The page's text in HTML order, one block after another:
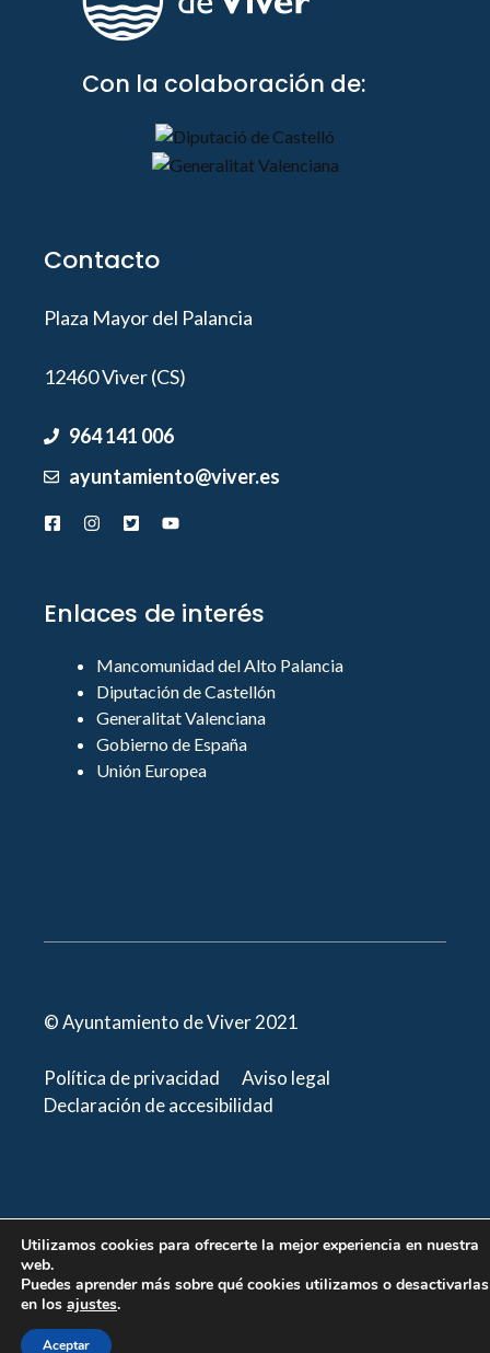
Con la colaboración de:
Contacto
Plaza Mayor del Palancia
12460 Viver (CS)
964 141 006
ayuntamiento@viver.es
Enlaces de interés
Mancomunidad del Alto Palancia
Diputación de Castellón
Generalitat Valenciana
Gobierno de España
Unión Europea
© Ayuntamiento de Viver 2021
Política de privacidad
Aviso legal
Declaración de accesibilidad
Utilizamos cookies para ofrecerte la mejor experiencia en nuestra
web.
Puedes aprender más sobre qué cookies utilizamos o desactivarlas
en los ajustes.
Aceptar